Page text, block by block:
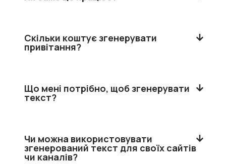
Скільки коштує згенерувати
привітання?
Що мені потрібно, щоб згенерувати
текст?
Чи можна використовувати
згенерований текст для своїх сайтів
чи каналів?